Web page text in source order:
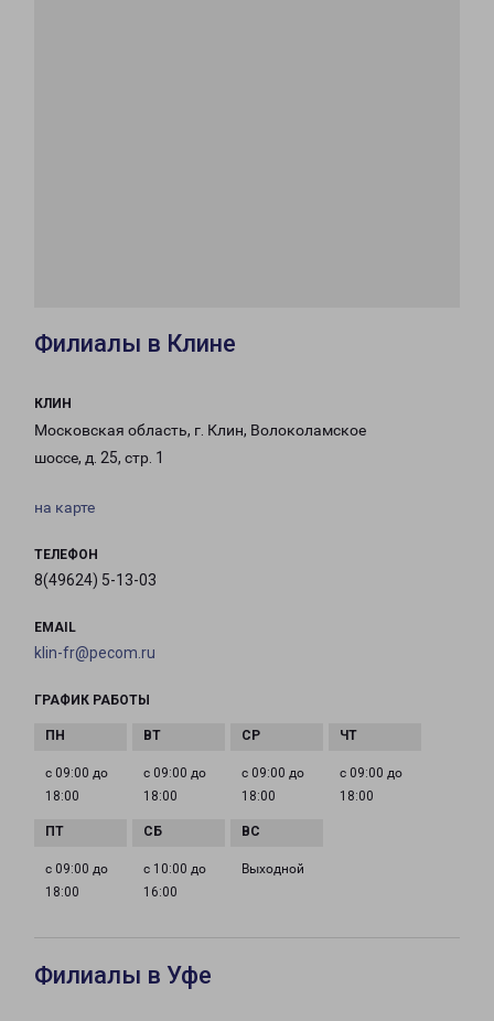
Филиалы в Клине
КЛИН
Московская область, г. Клин, Волоколамское
шоссе, д. 25, стр. 1
на карте
ТЕЛЕФОН
8(49624) 5-13-03
EMAIL
klin-fr@pecom.ru
ГРАФИК РАБОТЫ
с 09:00 до
18:00
с 09:00 до
18:00
с 09:00 до
18:00
с 09:00 до
18:00
с 09:00 до
18:00
с 10:00 до
16:00
Выходной
Филиалы в Уфе